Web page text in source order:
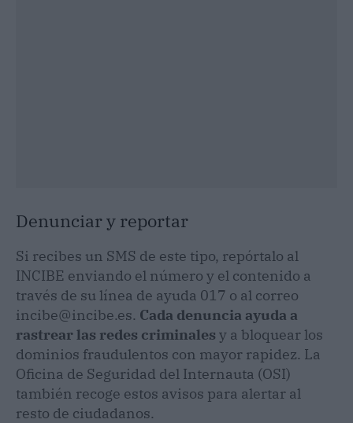
Denunciar y reportar
Si recibes un SMS de este tipo, repórtalo al
INCIBE enviando el número y el contenido a
través de su línea de ayuda 017 o al correo
incibe@incibe.es. Cada denuncia ayuda a
rastrear las redes criminales y a bloquear los
dominios fraudulentos con mayor rapidez. La
Oficina de Seguridad del Internauta (OSI)
también recoge estos avisos para alertar al
resto de ciudadanos.